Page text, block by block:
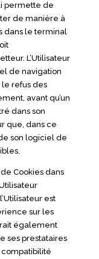
permette de
de manière à
dans le terminal
L’Utilisateur
de navigation
refus des
avant qu’un
dans son
que, dans ce
son logiciel de
Cookies dans
est
sur les
également
ses prestataires
compatibilité